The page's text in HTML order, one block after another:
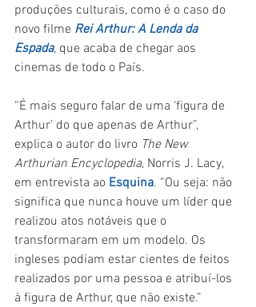
produções culturais, como é o caso do
novo filme Rei Arthur: A Lenda da
Espada, que acaba de chegar aos
cinemas de todo o País.
“É mais seguro falar de uma ‘figura de
Arthur’ do que apenas de Arthur”,
explica o autor do livro The New
Arthurian Encyclopedia, Norris J. Lacy,
em entrevista ao Esquina. “Ou seja: não
significa que nunca houve um líder que
realizou atos notáveis que o
transformaram em um modelo. Os
ingleses podiam estar cientes de feitos
realizados por uma pessoa e atribuí-los
à figura de Arthur, que não existe.”